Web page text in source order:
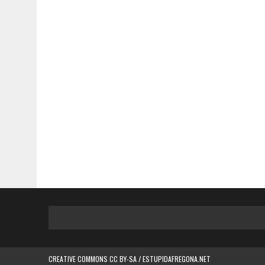
CREATIVE COMMONS CC BY-SA / ESTUPIDAFREGONA.NET